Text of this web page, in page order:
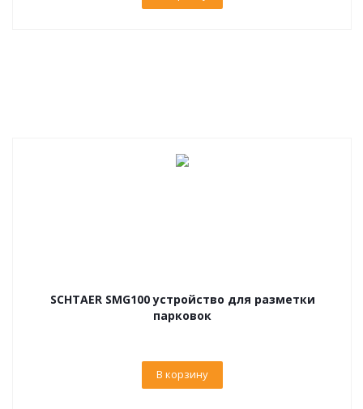
SCHTAER SMG100 устройство для разметки
парковок
В корзину